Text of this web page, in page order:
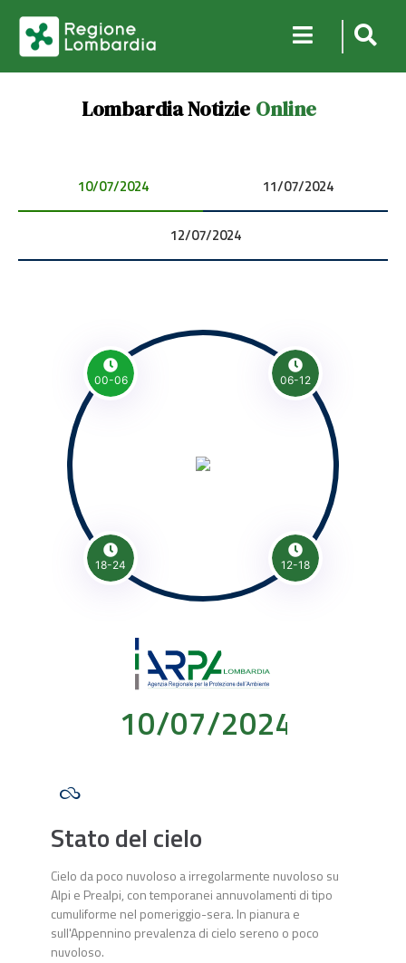
Lombardia Notizie Online
10/07/2024 00:00:00 11/07/2024 00:00:00
12/07/2024 00:00:00
00-06 06-12
18-24 12-18
10/07/2024
Stato del cielo
Cielo da poco nuvoloso a irregolarmente nuvoloso su
Alpi e Prealpi, con temporanei annuvolamenti di tipo
cumuliforme nel pomeriggio-sera. In pianura e
sull'Appennino prevalenza di cielo sereno o poco
nuvoloso.